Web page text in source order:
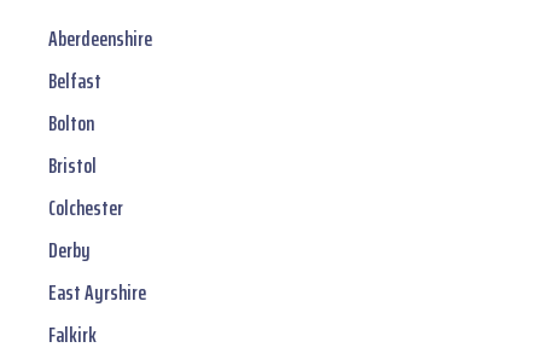
Aberdeenshire
Belfast
Bolton
Bristol
Colchester
Derby
East Ayrshire
Falkirk